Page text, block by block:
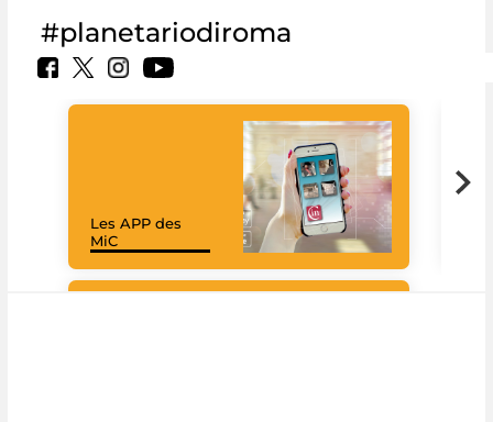
#planetariodiroma
Les APP des
MiC